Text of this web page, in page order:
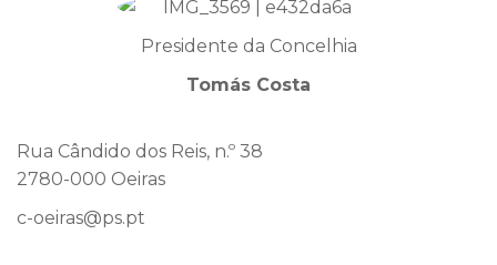
Presidente da Concelhia
Tomás Costa
Rua Cândido dos Reis, n.º 38
2780-000 Oeiras
c-oeiras@ps.pt